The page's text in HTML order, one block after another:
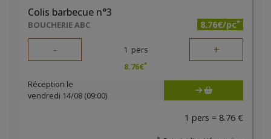
Colis barbecue n°3
BOUCHERIE ABC 8.76€/pc*
- 1 pers +
8.76€*
Réception le
vendredi 14/08 (09:00)
1 pers = 8.76 €